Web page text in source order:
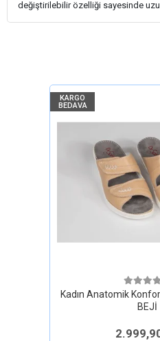
değiştirilebilir özelliği sayesinde
KARGO
BEDAVA
Kadın Anatomik
BEJİ